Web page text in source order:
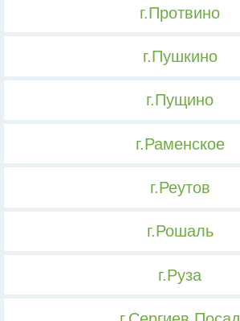
г.Протвино
г.Пушкино
г.Пущино
г.Раменское
г.Реутов
г.Рошаль
г.Руза